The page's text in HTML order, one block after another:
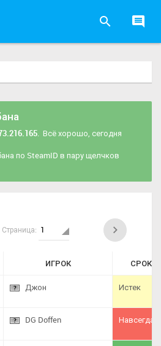
. Всё хорошо, сегодня
по SteamID в пару щелчков
ИГРОК СРОК
Джон Истек
DG Doffen Навсегда